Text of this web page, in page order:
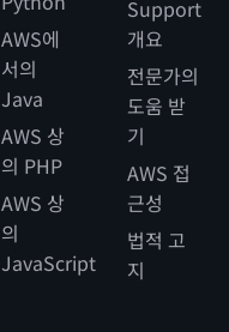
AWS에
서의
Java
AWS 상
의 PHP
AWS 상
의
JavaScript
Support
개요
전문가의
도움 받
기
AWS 접
근성
법적 고
지